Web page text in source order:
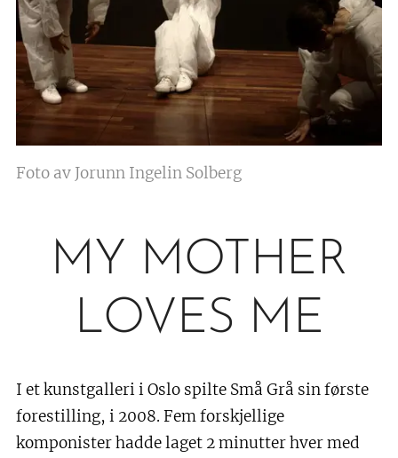
Foto av Jorunn Ingelin Solberg
MY MOTHER
LOVES ME
I et kunstgalleri i Oslo spilte Små Grå sin første
forestilling, i 2008. Fem forskjellige
komponister hadde laget 2 minutter hver med